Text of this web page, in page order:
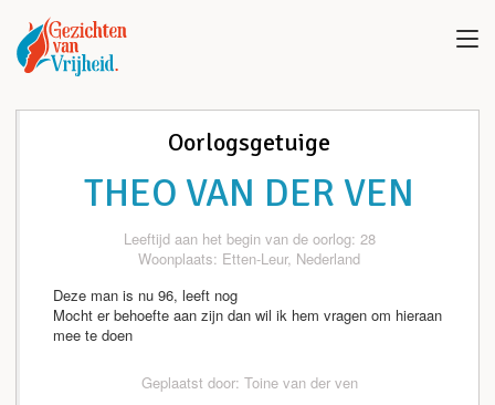
Oorlogsgetuige
THEO VAN DER VEN
Leeftijd aan het begin van de oorlog: 28
Woonplaats: Etten-Leur, Nederland
Deze man is nu 96, leeft nog
Mocht er behoefte aan zijn dan wil ik hem vragen om hieraan
mee te doen
Geplaatst door: Toine van der ven